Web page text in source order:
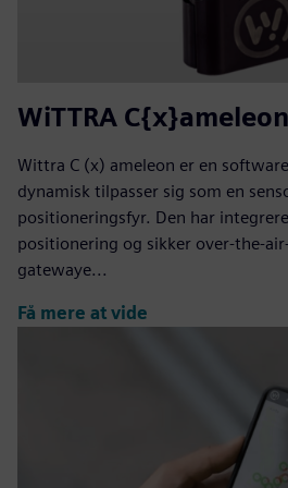
WiTTRA
Wittra C (x) ameleon er en
dynamisk tilpasser sig som en
positioneringsfyr. Den har
positionering og sikker over-the-
gatewaye...
Få mere at vide